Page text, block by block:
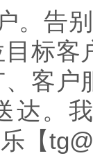
。告
标客
客
达。
【